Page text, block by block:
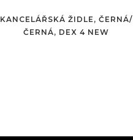
KANCELÁŘSKÁ ŽIDLE, ČERNÁ/
ČERNÁ, DEX 4 NEW